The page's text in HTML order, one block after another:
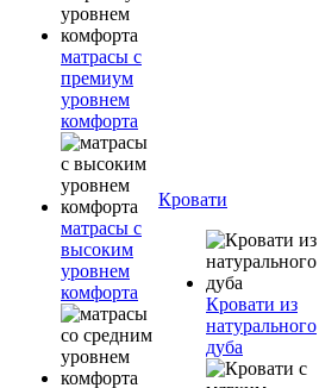
матрасы с
премиум
уровнем
комфорта
матрасы с
высоким
уровнем
комфорта
Кровати
Кровати из
натурального
дуба